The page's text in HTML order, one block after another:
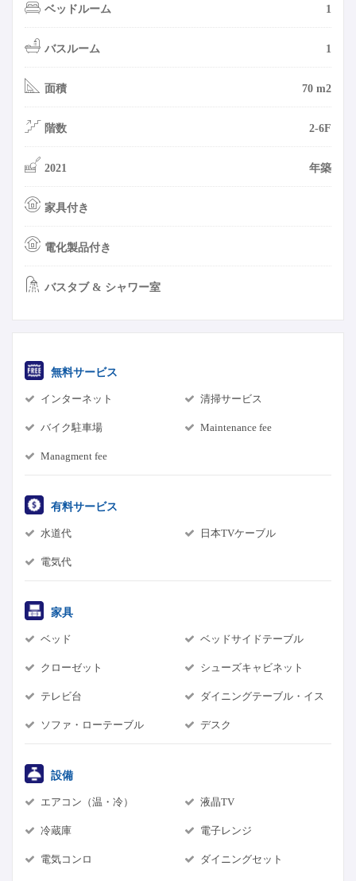
ベッドルーム 1
バスルーム 1
面積 70 m2
階数 2-6F
2021 年築
家具付き
電化製品付き
バスタブ & シャワー室
無料サービス
インターネット 清掃サービス
バイク駐車場 Maintenance fee
Managment fee
有料サービス
水道代 日本TVケーブル
電気代
家具
ベッド ベッドサイドテーブル
クローゼット シューズキャビネット
テレビ台 ダイニングテーブル・イス
ソファ・ローテーブル デスク
設備
エアコン（温・冷） 液晶TV
冷蔵庫 電子レンジ
電気コンロ ダイニングセット